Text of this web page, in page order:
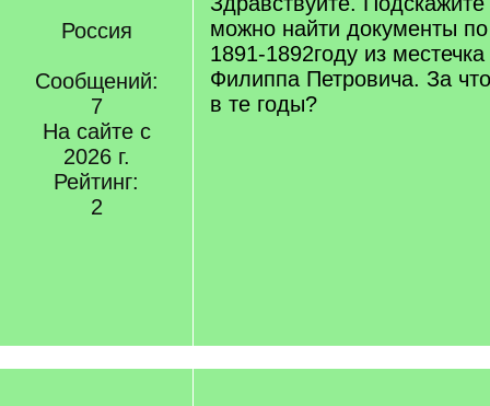
Россия
Сообщений:
7
На сайте с
2026 г.
Рейтинг:
2
можно найти документы
1891-1892году из
Филиппа Петровича. За
в те годы?